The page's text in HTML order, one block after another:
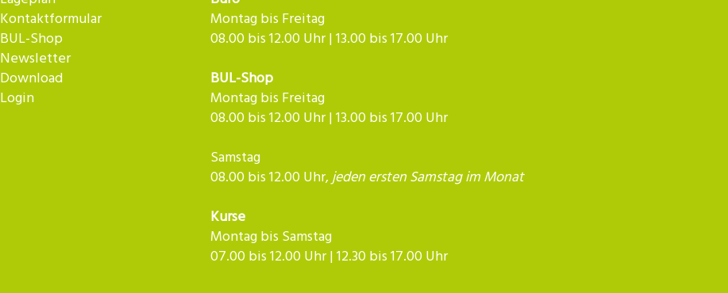
Kontaktformular
BUL-Shop
Newsletter
Download
Login
Montag bis Freitag
08.00 bis 12.00 Uhr | 13.00 bis 17.00 Uhr
BUL-Shop
Montag bis Freitag
08.00 bis 12.00 Uhr | 13.00 bis 17.00 Uhr
Samstag
08.00 bis 12.00 Uhr,jeden ersten Samstag im Monat
Kurse
Montag bis Samstag
07.00 bis 12.00 Uhr | 12.30 bis 17.00 Uhr​​​​​​